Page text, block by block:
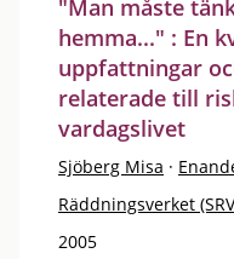
"Man måste
hemma..." : En
uppfattningar
relaterade till
vardagslivet
Sjöberg Misa ·
Räddningsverket
2005